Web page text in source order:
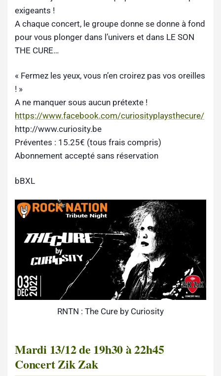
exigeants !
A chaque concert, le groupe donne se donne à fond
pour vous plonger dans l’univers et dans LE SON
THE CURE…
« Fermez les yeux, vous n’en croirez pas vos oreilles
! »
A ne manquer sous aucun prétexte !
https://www.facebook.com/curiosityplaysthecure/
http://www.curiosity.be
Préventes : 15.25€ (tous frais compris)
Abonnement accepté sans réservation
bBXL
RNTN : The Cure by Curiosity
Mardi 13/12 de 19h30 à 22h45
Concert Zik Zak